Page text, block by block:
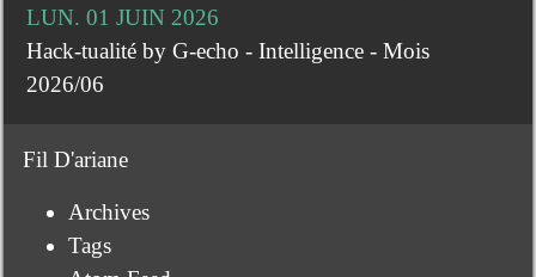
LUN. 01 JUIN 2026
Hack-tualité by G-echo - Intelligence - Mois
2026/06
Fil D'ariane
Archives
Tags